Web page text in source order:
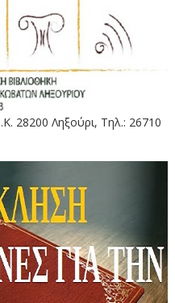
28200 Ληξούρι, Τηλ.: 26710